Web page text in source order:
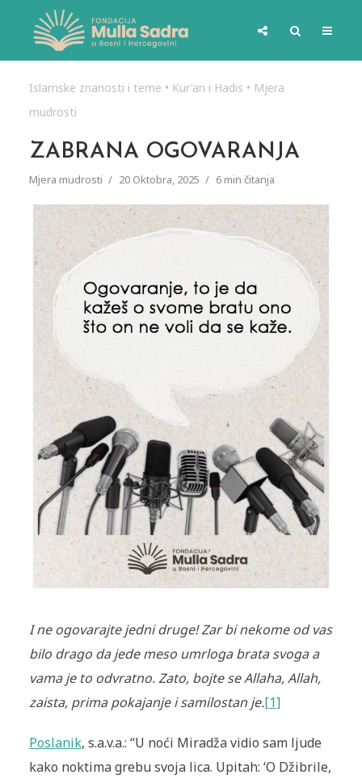
Islamske znanosti i teme • Kur'an i Hadis • Mjera
mudrosti
ZABRANA OGOVARANJA
Mjera mudrosti 20 Oktobra, 2025 6 min čitanja
I ne ogovarajte jedni druge! Zar bi nekome od vas
bilo drago da jede meso umrloga brata svoga a
vama je to odvratno.Zato, bojte se Allaha, Allah,
zaista, prima pokajanje i samilostan je.[1]
Poslanik, s.a.v.a.: “U noći Miradža vidio sam ljude
kako noktima grebu svoja lica. Upitah: ‘O Džibrile,